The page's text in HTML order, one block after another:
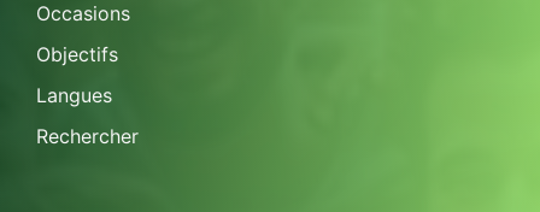
Occasions
Objectifs
Langues
Rechercher